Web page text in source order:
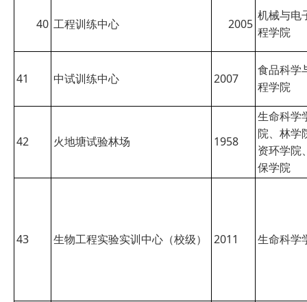
40 工程训练中心 2005
机械与电
程学院
41 中试训练中心 2007
食品科学
程学院
42 火地塘试验林场 1958
生命科学
院、林学
资环学院
保学院
43 生物工程实验实训中心（校级） 2011 生命科学